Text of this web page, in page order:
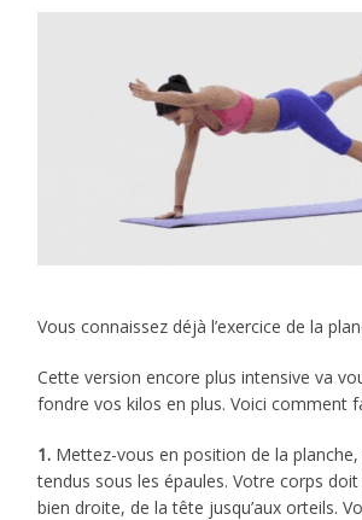
Vous connaissez déjà l’exercice de la
Cette version encore plus intensive va
fondre vos kilos en plus. Voici comment
1. Mettez-vous en position de la planche,
tendus sous les épaules. Votre corps
bien droite, de la tête jusqu’aux orteils.